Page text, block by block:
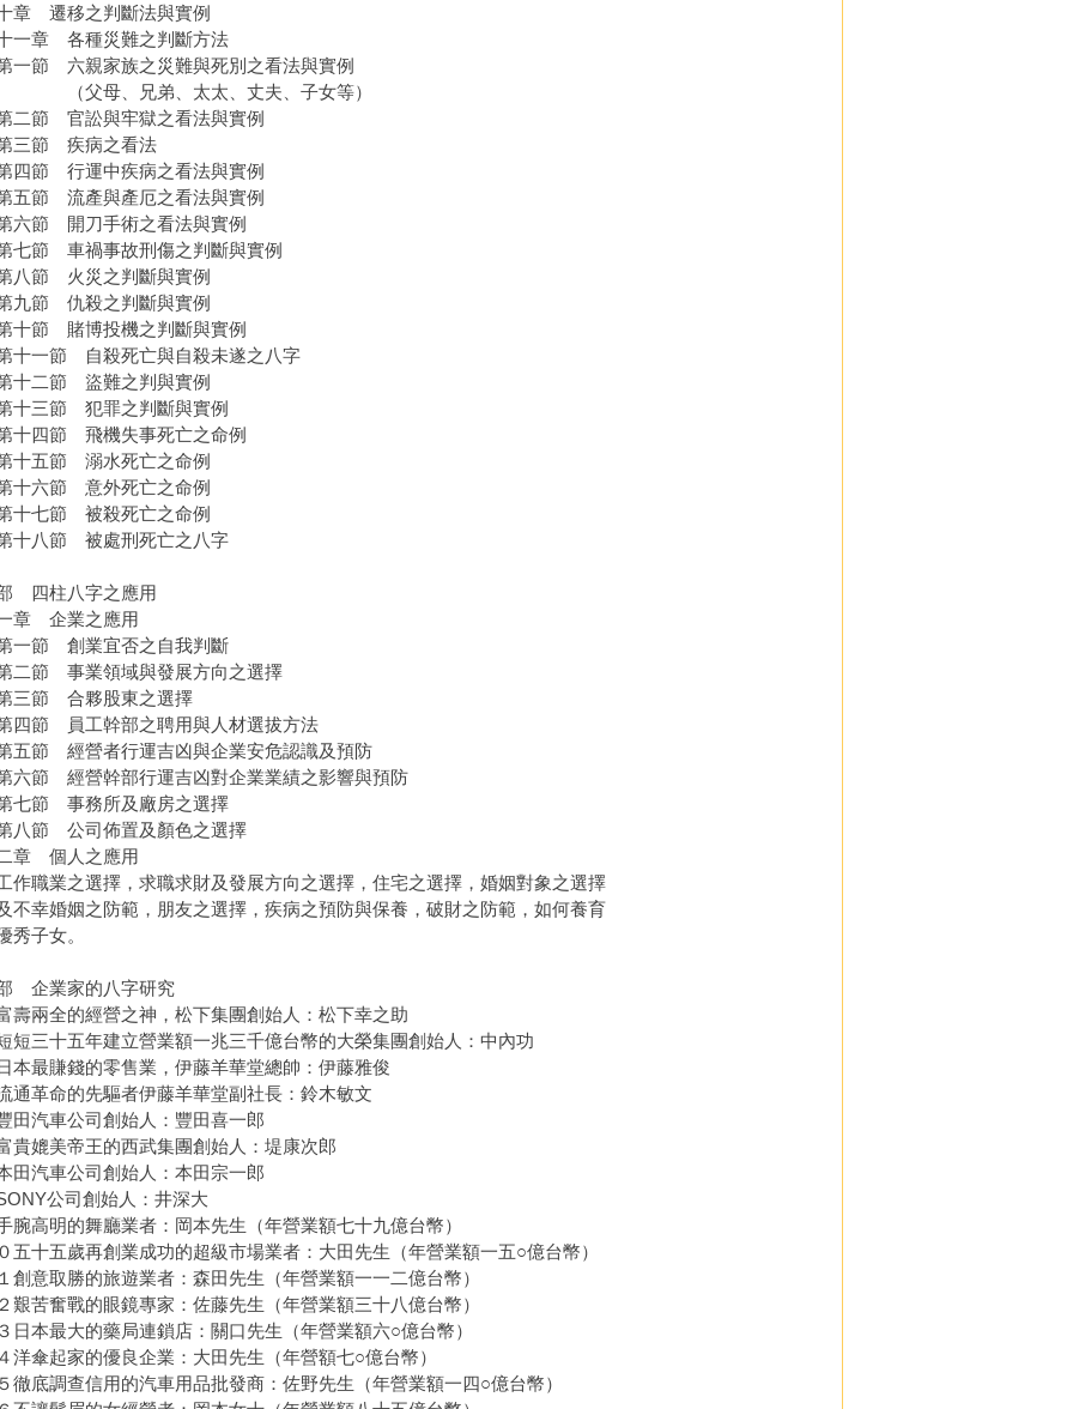
章 遷移之判斷法與實例
一章 各種災難之判斷方法
節 六親家族之災難與死別之看法與實例
母、兄弟、太太、丈夫、子女等）
節 官訟與牢獄之看法與實例
節 疾病之看法
節 行運中疾病之看法與實例
節 流產與產厄之看法與實例
節 開刀手術之看法與實例
節 車禍事故刑傷之判斷與實例
節 火災之判斷與實例
節 仇殺之判斷與實例
節 賭博投機之判斷與實例
一節 自殺死亡與自殺未遂之八字
二節 盜難之判與實例
三節 犯罪之判斷與實例
四節 飛機失事死亡之命例
五節 溺水死亡之命例
六節 意外死亡之命例
七節 被殺死亡之命例
八節 被處刑死亡之八字
四柱八字之應用
章 企業之應用
節 創業宜否之自我判斷
節 事業領域與發展方向之選擇
節 合夥股東之選擇
節 員工幹部之聘用與人材選拔方法
節 經營者行運吉凶與企業安危認識及預防
節 經營幹部行運吉凶對企業業績之影響與預防
節 事務所及廠房之選擇
節 公司佈置及顏色之選擇
章 個人之應用
職業之選擇，求職求財及發展方向之選擇，住宅之選擇，婚姻對象之選擇
幸婚姻之防範，朋友之選擇，疾病之預防與保養，破財之防範，如何養育
子女。
企業家的八字研究
壽兩全的經營之神，松下集團創始人：松下幸之助
短三十五年建立營業額一兆三千億台幣的大榮集團創始人：中內功
本最賺錢的零售業，伊藤羊華堂總帥：伊藤雅俊
通革命的先驅者伊藤羊華堂副社長：鈴木敏文
田汽車公司創始人：豐田喜一郎
貴媲美帝王的西武集團創始人：堤康次郎
田汽車公司創始人：本田宗一郎
公司創始人：井深大
腕高明的舞廳業者：岡本先生（年營業額七十九億台幣）
五十五歲再創業成功的超級市場業者：大田先生（年營業額一五○億台幣）
創意取勝的旅遊業者：森田先生（年營業額一一二億台幣）
艱苦奮戰的眼鏡專家：佐藤先生（年營業額三十八億台幣）
日本最大的藥局連鎖店：關口先生（年營業額六○億台幣）
洋傘起家的優良企業：大田先生（年營額七○億台幣）
徹底調查信用的汽車用品批發商：佐野先生（年營業額一四○億台幣）